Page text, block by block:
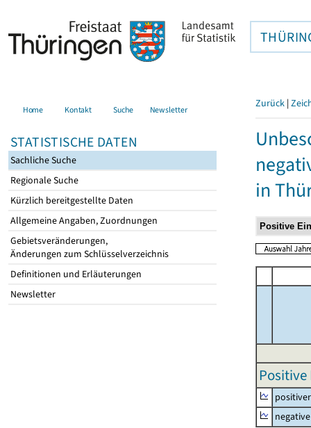
Home Kontakt Suche Newsletter
STATISTISCHE DATEN
Sachliche Suche
Regionale Suche
Kürzlich bereitgestellte Daten
Allgemeine Angaben, Zuordnungen
Gebietsveränderungen,
Änderungen zum Schlüsselverzeichnis
Definitionen und Erläuterungen
Newsletter
Zurück |
in